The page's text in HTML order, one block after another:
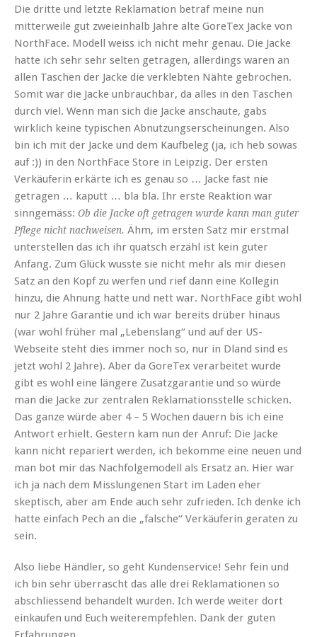
Die dritte und letzte Reklamation betraf meine nun
mitterweile gut zweieinhalb Jahre alte GoreTex Jacke von
NorthFace. Modell weiss ich nicht mehr genau. Die Jacke
hatte ich sehr sehr selten getragen, allerdings waren an
allen Taschen der Jacke die verklebten Nähte gebrochen.
Somit war die Jacke unbrauchbar, da alles in den Taschen
durch viel. Wenn man sich die Jacke anschaute, gabs
wirklich keine typischen Abnutzungserscheinungen. Also
bin ich mit der Jacke und dem Kaufbeleg (ja, ich heb sowas
auf :)) in den NorthFace Store in Leipzig. Der ersten
Verkäuferin erkärte ich es genau so … Jacke fast nie
getragen … kaputt … bla bla. Ihr erste Reaktion war
sinngemäss: Ob die Jacke oft getragen wurde kann man guter
Pflege nicht nachweisen. Ähm, im ersten Satz mir erstmal
unterstellen das ich ihr quatsch erzähl ist kein guter
Anfang. Zum Glück wusste sie nicht mehr als mir diesen
Satz an den Kopf zu werfen und rief dann eine Kollegin
hinzu, die Ahnung hatte und nett war. NorthFace gibt wohl
nur 2 Jahre Garantie und ich war bereits drüber hinaus
(war wohl früher mal „Lebenslang“ und auf der US-
Webseite steht dies immer noch so, nur in Dland sind es
jetzt wohl 2 Jahre). Aber da GoreTex verarbeitet wurde
gibt es wohl eine längere Zusatzgarantie und so würde
man die Jacke zur zentralen Reklamationsstelle schicken.
Das ganze würde aber 4 – 5 Wochen dauern bis ich eine
Antwort erhielt. Gestern kam nun der Anruf: Die Jacke
kann nicht repariert werden, ich bekomme eine neuen und
man bot mir das Nachfolgemodell als Ersatz an. Hier war
ich ja nach dem Misslungenen Start im Laden eher
skeptisch, aber am Ende auch sehr zufrieden. Ich denke ich
hatte einfach Pech an die „falsche“ Verkäuferin geraten zu
sein.
Also liebe Händler, so geht Kundenservice! Sehr fein und
ich bin sehr überrascht das alle drei Reklamationen so
abschliessend behandelt wurden. Ich werde weiter dort
einkaufen und Euch weiterempfehlen. Dank der guten